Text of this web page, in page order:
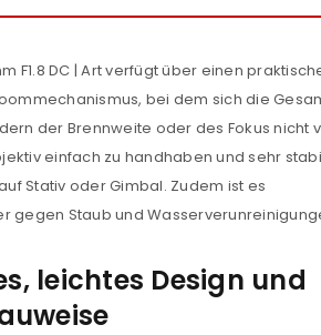
oder E-Mail-Adresse
F1.8 DC | Art verfügt über einen
bei dem sich die
der Brennweite oder des Fokus nicht
einfach zu handhaben und sehr
Stativ oder Gimbal. Zudem ist es
gegen Staub und
leichtes Design und